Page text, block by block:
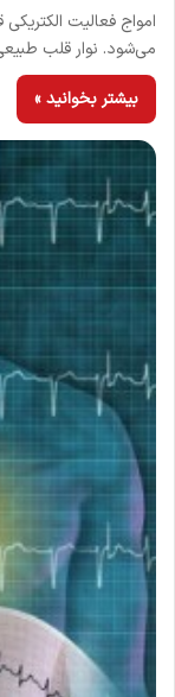
می‌شود. نوار قلب
بیشتر بخوانید »